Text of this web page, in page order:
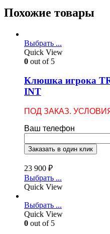
Похожие товары
Выбрать ...
Quick View
0 out of 5
Клюшка игрока
INT
ПОД ЗАКАЗ.
Ваш телефон
23 900 ₽
Выбрать ...
Quick View
Выбрать ...
Quick View
0 out of 5